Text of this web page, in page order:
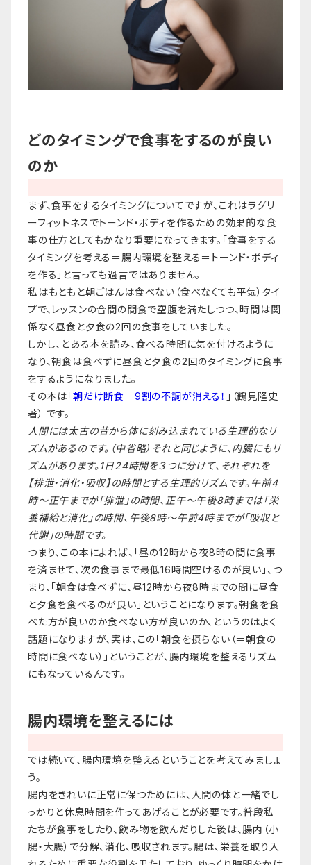
どのタイミングで食事をするのが良い
のか
まず、食事をするタイミングについてですが、これはラグリ
ーフィットネスでトーンド・ボディを作るための効果的な食
事の仕方としてもかなり重要になってきます。「食事をする
タイミングを考える＝腸内環境を整える＝トーンド・ボディ
を作る」と言っても過言ではありません。
私はもともと朝ごはんは食べない（食べなくても平気）タイ
プで、レッスンの合間の間食で空腹を満たしつつ、時間は関
係なく昼食と夕食の2回の食事をしていました。
しかし、とある本を読み、食べる時間に気を付けるように
なり、朝食は食べずに昼食と夕食の2回のタイミングに食事
をするようになりました。
その本は「朝だけ断食 9割の不調が消える！ 」（鶴見隆史
著） です。
人間には太古の昔から体に刻み込まれている生理的なリ
ズムがあるのです。（中省略）それと同じように、内臓にもリ
ズムがあります。1日24時間を３つに分けて、それぞれを
【排泄・消化・吸収】の時間とする生理的リズムです。午前4
時～正午までが「排泄」の時間、正午～午後8時までは「栄
養補給と消化」の時間、午後8時～午前4時までが「吸収と
代謝」の時間です。
つまり、この本によれば、「昼の12時から夜8時の間に食事
を済ませて、次の食事まで最低16時間空けるのが良い」、つ
まり、「朝食は食べずに、昼12時から夜8時までの間に昼食
と夕食を食べるのが良い」ということになります。朝食を食
べた方が良いのか食べない方が良いのか、というのはよく
話題になりますが、実は、この「朝食を摂らない（＝朝食の
時間に食べない）」ということが、腸内環境を整えるリズム
にもなっているんです。
腸内環境を整えるには
では続いて、腸内環境を整えるということを考えてみましょ
う。
腸内をきれいに正常に保つためには、人間の体と一緒でし
っかりと休息時間を作ってあげることが必要です。普段私
たちが食事をしたり、飲み物を飲んだりした後は、腸内（小
腸・大腸）で分解、消化、吸収されます。腸は、栄養を取り入